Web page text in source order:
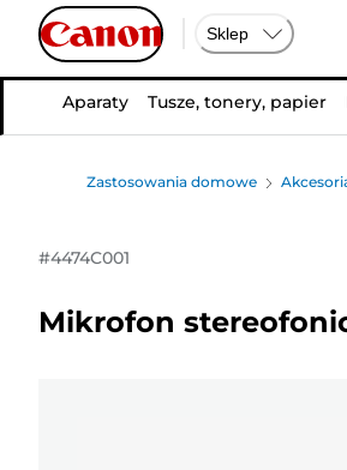
Sklep
Aparaty Tusze, tonery, papier
Zastosowania domowe
#4474C001
Mikrofon